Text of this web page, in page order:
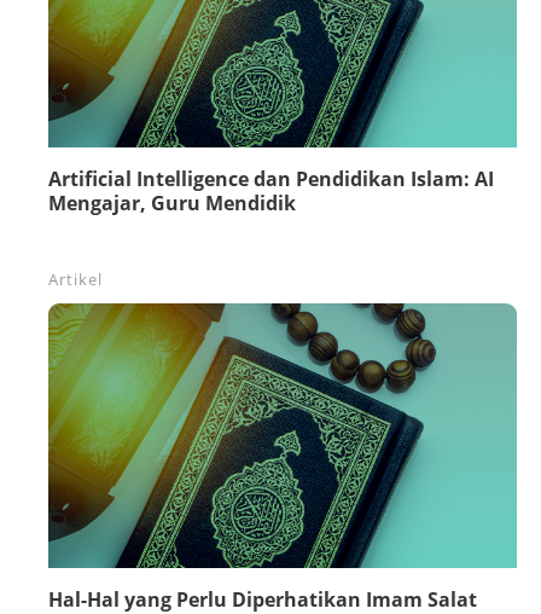
Artificial Intelligence dan Pendidikan Islam: AI
Mengajar, Guru Mendidik
Artikel
Hal-Hal yang Perlu Diperhatikan Imam Salat